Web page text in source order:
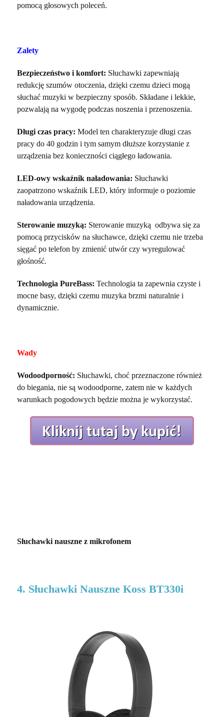
pomocą głosowych poleceń.
Zalety
Bezpieczeństwo i komfort: Słuchawki zapewniają
redukcję szumów otoczenia, dzięki czemu dzieci mogą
słuchać muzyki w bezpieczny sposób. Składane i lekkie,
pozwalają na wygodę podczas noszenia i przenoszenia.
Długi czas pracy: Model ten charakteryzuje długi czas
pracy do 40 godzin i tym samym dłuższe korzystanie z
urządzenia bez konieczności ciągłego ładowania.
LED-owy wskaźnik naładowania: Słuchawki
zaopatrzono wskaźnik LED, który informuje o poziomie
naładowania urządzenia.
Sterowanie muzyką: Sterowanie muzyką odbywa się za
pomocą przycisków na słuchawce, dzięki czemu nie trzeba
sięgać po telefon by zmienić utwór czy wyregulować
głośność.
Technologia PureBass: Technologia ta zapewnia czyste i
mocne basy, dzięki czemu muzyka brzmi naturalnie i
dynamicznie.
Wady
Wodoodporność: Słuchawki, choć przeznaczone również
do biegania, nie są wodoodporne, zatem nie w każdych
warunkach pogodowych będzie można je wykorzystać.
Słuchawki nauszne z mikrofonem
4. Słuchawki Nauszne Koss BT330i